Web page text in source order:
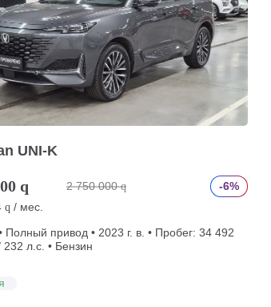
UNI-K
q 2 750 000 q
-6%
q / мес.
Полный привод • 2023 г. в. • Пробег: 34 492
232 л.с. • Бензин